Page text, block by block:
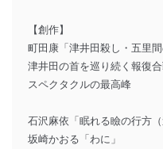
【創作】
町田康「津井田殺し・五里間
津井田の首を巡り続く報復
スペクタクルの最高峰
石沢麻依「眠れる瞼の行方（
坂崎かおる「わに」